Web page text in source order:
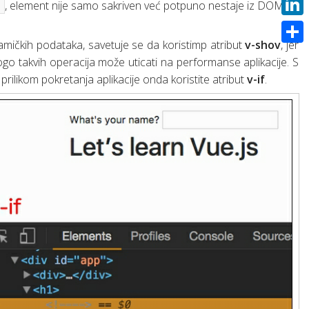
+ Docker)Rad sa SQLite bazom u Androidu uz pomoć Room bibiloteke
, element nije samo sakriven već potpuno nestaje iz DOM-a.
podataka, savetuje se da koristimp atributv-shov, jer
takvih operacija može uticati na performanse aplikacije. S
pokretanja aplikacije onda koristite atributv-if.